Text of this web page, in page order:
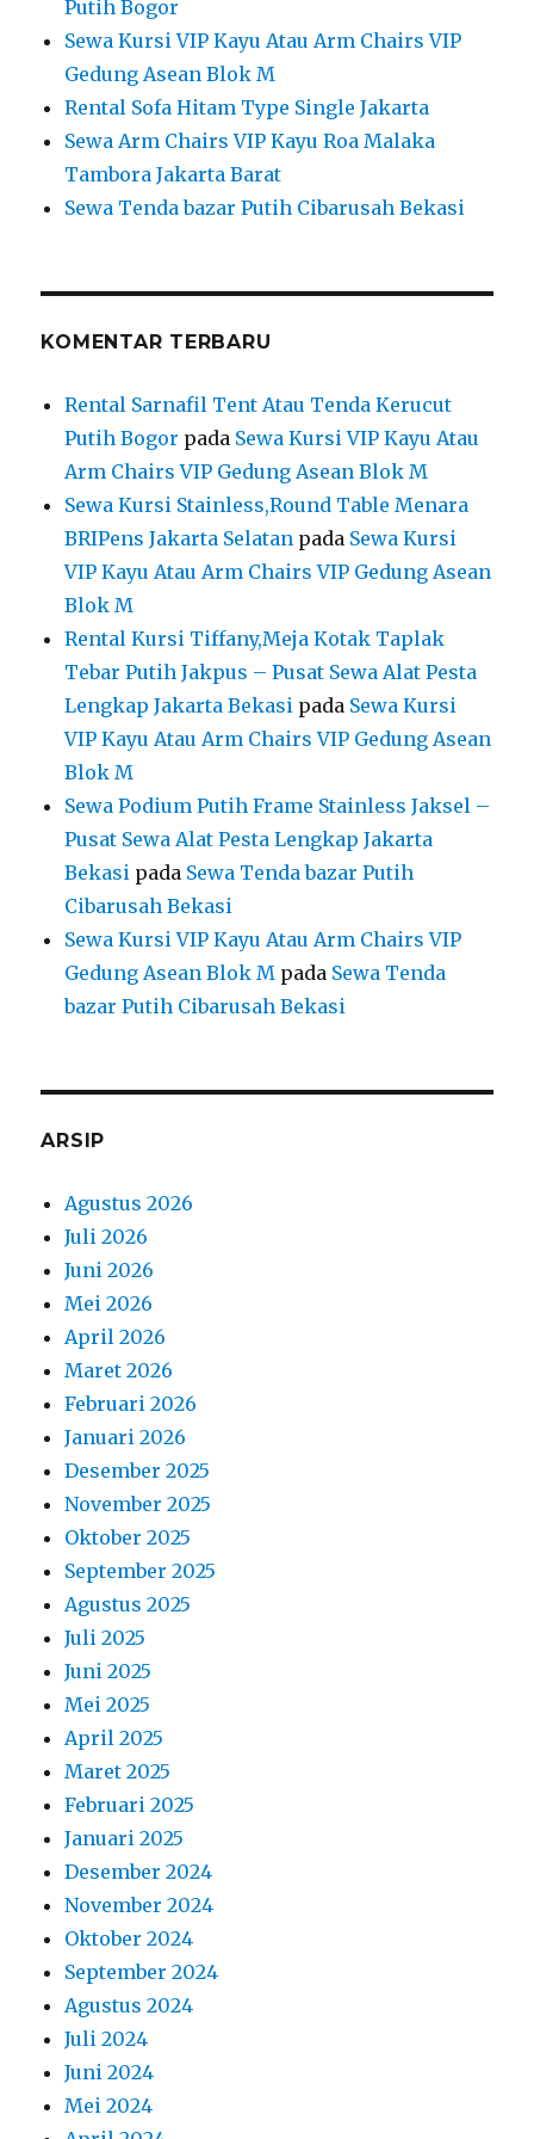
KOMENTAR TERBARU
Rental Sarnafil Tent Atau Tenda Kerucut
Putih Bogor
BRIPens Jakarta SelatanpadaSewa Kursi
Rental Kursi Tiffany,Meja Kotak Taplak
Tebar Putih Jakpus – Pusat Sewa Alat Pesta
Lengkap Jakarta Bekasi
pada
Sewa Kursi
VIP Kayu Atau Arm Chairs VIP Gedung Asean
Blok M
Sewa Podium Putih Frame Stainless Jaksel –
Pusat Sewa Alat Pesta Lengkap Jakarta
Bekasi pada Sewa Tenda bazar Putih
Cibarusah Bekasi
Sewa Kursi VIP Kayu Atau Arm Chairs VIP
Gedung Asean Blok M
padaSewa Tenda
bazar Putih Cibarusah Bekasi
ARSIP
Juli 2026
April 2026
Januari 2026
Desember 2025
November 2025
Oktober 2025
September 2025
Agustus 2025
Juli 2025
Juni 2025
Mei 2025
April 2025
Maret 2025
Februari 2025
Januari 2025
Desember 2024
November 2024
Oktober 2024
September 2024
Agustus 2024
Juli 2024
Juni 2024
Mei 2024
April 2024
Maret 2024
Februari 2024
Januari 2024
Desember 2023
November 2023
Oktober 2023
September 2023